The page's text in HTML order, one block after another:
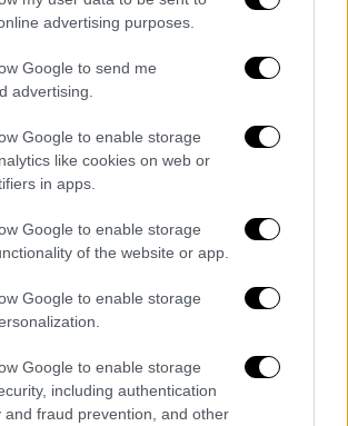
advertising purposes.
Google to send me
advertising.
Google to enable storage
like cookies on web or
in apps.
Google to enable storage
of the website or app.
Google to enable storage
Google to enable storage
including authentication
and fraud prevention, and other
Κολυμπώντας... μέσα σε